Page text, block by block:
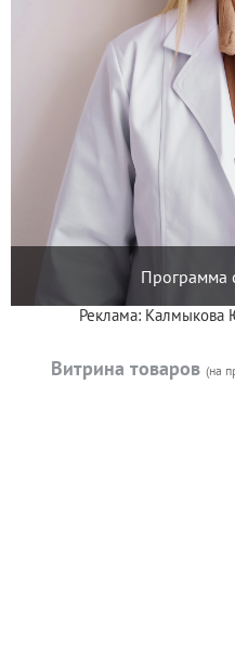
Программа
Реклама:
Витрина товаров (на